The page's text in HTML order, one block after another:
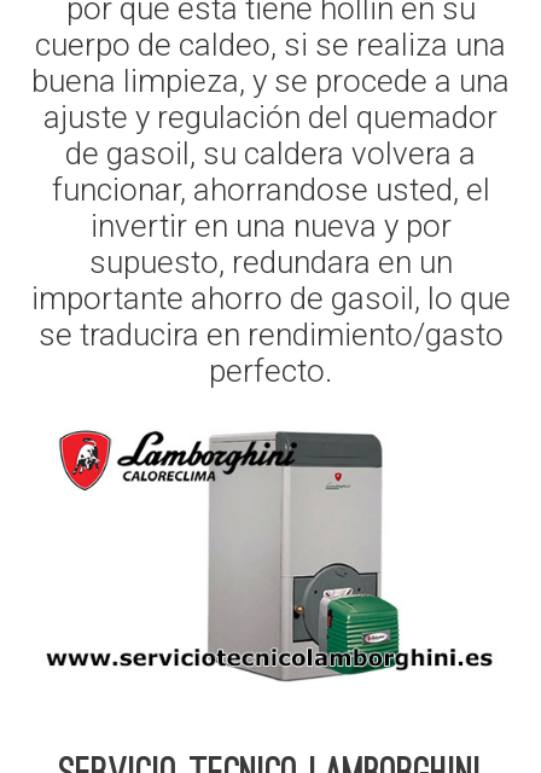
por que esta tiene hollin en su
cuerpo de caldeo, si se realiza una
buena limpieza, y se procede a una
ajuste y regulación del quemador
de gasoil, su caldera volvera a
funcionar, ahorrandose usted, el
invertir en una nueva y por
supuesto, redundara en un
importante ahorro de gasoil, lo que
se traducira en rendimiento/gasto
perfecto.